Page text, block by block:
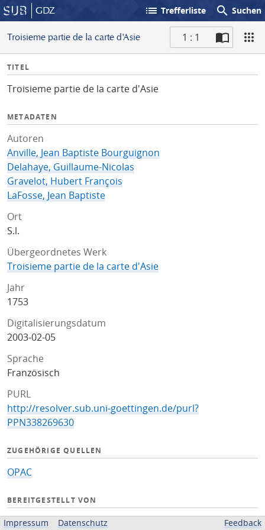
GDZ list Trefferliste search Suchen
Troisieme partie de la carte d'Asie 1 : 1
I
f
TITEL
Troisieme partie de la carte d'Asie
METADATEN
Autoren
Anville, Jean Baptiste Bourguignon
Delahaye, Guillaume-Nicolas
Gravelot, Hubert François
LaFosse, Jean Baptiste
Ort
S.l.
Übergeordnetes Werk
Troisieme partie de la carte d'Asie
Jahr
1753
Digitalisierungsdatum
2003-02-05
Sprache
Französisch
PURL
http://resolver.sub.uni-goettingen.de/purl?
PPN338269630
ZUGEHÖRIGE QUELLEN
OPAC
BEREITGESTELLT VON
Niedersächsische Staats- und Universitätsbibliothek
Impressum Datenschutz Feedback